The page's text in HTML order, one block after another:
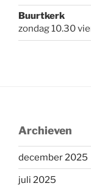
Buurtkerk
zondag 10.30
Archieven
december 2025
juli 2025